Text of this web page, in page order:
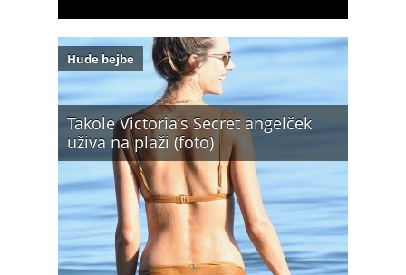
Takole Victoria’s Secret angelček
uživa na plaži (foto)
Hude bejbe